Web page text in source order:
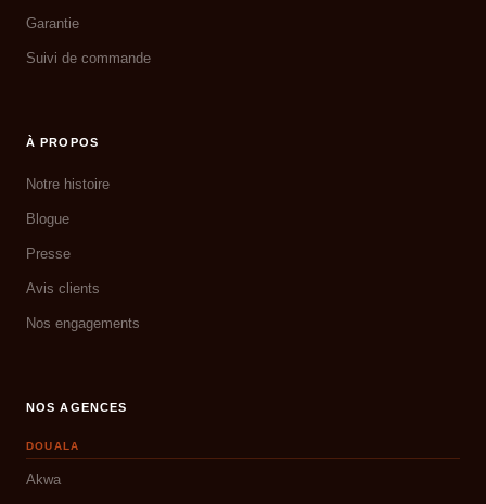
Garantie
Suivi de commande
À PROPOS
Notre histoire
Blogue
Presse
Avis clients
Nos engagements
NOS AGENCES
DOUALA
Akwa